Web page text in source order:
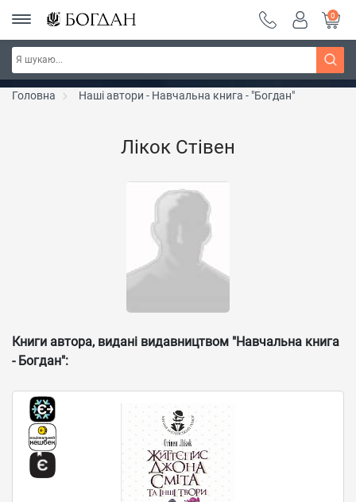
РОЗПРОДАЖ ~ 150 грн ~ 200 грн ~ 250 грн ~
300 грн ~ РОЗПРОДАЖ
Дізнатись більше
0
Головна Наші автори - Навчальна книга - "Богдан"
Лікок Стівен
Книги автора, видані видавництвом "Навчальна книга
- Богдан":